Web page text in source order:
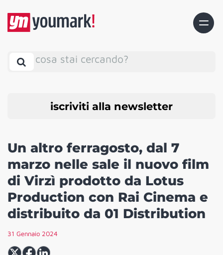
cosa stai cercando?
iscriviti alla newsletter
Un altro ferragosto, dal 7
marzo nelle sale il nuovo film
di Virzì prodotto da Lotus
Production con Rai Cinema e
distribuito da 01 Distribution
31 Gennaio 2024